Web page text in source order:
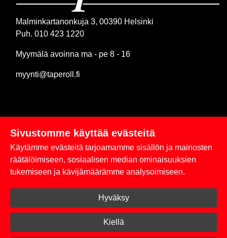
Malminkartanonkuja 3, 00390 Helsinki
Puh. 010 423 1220
Myymälä avoinna ma - pe 8 - 16
myynti@taperoll.fi
Linkit
Rekisteriseloste
Toimitus- ja maksuehdot
Kirjaudu sisään
Sivustomme käyttää evästeitä
Käytämme evästeitä tarjoamamme sisällön ja mainosten
räätälöimiseen, sosiaalisen median ominaisuuksien
tukemiseen ja kävijämäärämme analysoimiseen.
Hyväksy
Kiellä